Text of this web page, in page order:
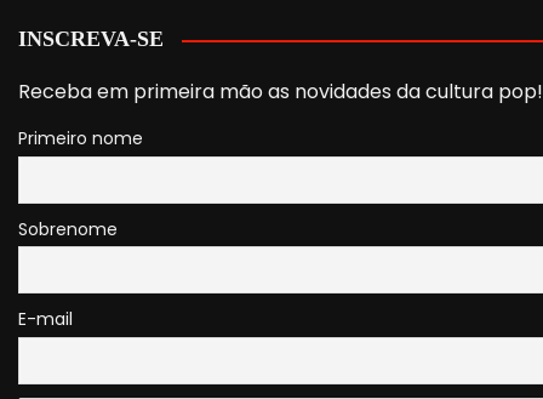
INSCREVA-SE
Receba em primeira mão as novidades da cultura pop!
Primeiro nome
Sobrenome
E-mail